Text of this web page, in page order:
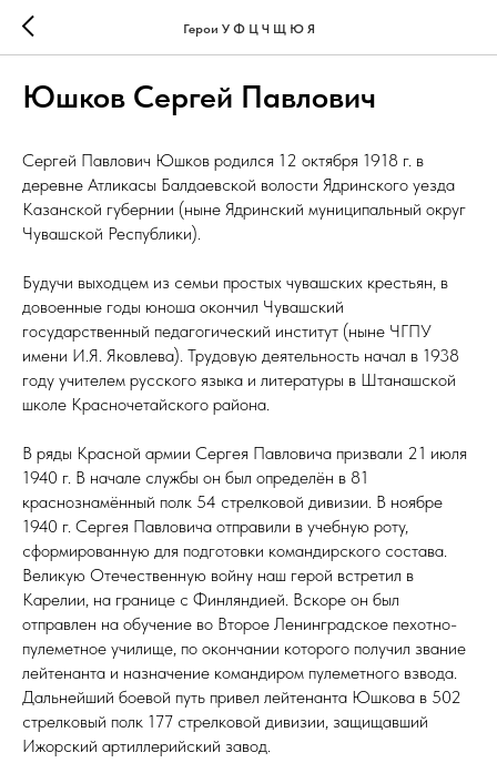
Герои У Ф Ц Ч Щ Ю Я
Юшков Сергей Павлович
Сергей Павлович Юшков родился 12 октября 1918 г. в
деревне Атликасы Балдаевской волости Ядринского уезда
Казанской губернии (ныне Ядринский муниципальный округ
Чувашской Республики).
Будучи выходцем из семьи простых чувашских крестьян, в
довоенные годы юноша окончил Чувашский
государственный педагогический институт (ныне ЧГПУ
имени И.Я. Яковлева). Трудовую деятельность начал в 1938
году учителем русского языка и литературы в Штанашской
школе Красночетайского района.
В ряды Красной армии Сергея Павловича призвали 21 июля
1940 г. В начале службы он был определён в 81
краснознамённый полк 54 стрелковой дивизии. В ноябре
1940 г. Сергея Павловича отправили в учебную роту,
сформированную для подготовки командирского состава.
Великую Отечественную войну наш герой встретил в
Карелии, на границе с Финляндией. Вскоре он был
отправлен на обучение во Второе Ленинградское пехотно-
пулеметное училище, по окончании которого получил звание
лейтенанта и назначение командиром пулеметного взвода.
Дальнейший боевой путь привел лейтенанта Юшкова в 502
стрелковый полк 177 стрелковой дивизии, защищавший
Ижорский артиллерийский завод.